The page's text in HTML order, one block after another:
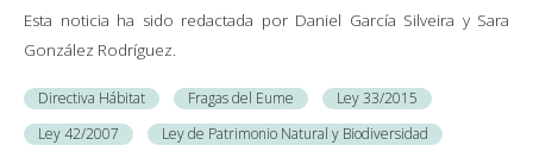
Esta noticia ha sido redactada por Daniel García Silveira y Sara
González Rodríguez.
Directiva Hábitat Fragas del Eume
Ley 33/2015
Ley 42/2007
Ley de Patrimonio Natural y Biodiversidad